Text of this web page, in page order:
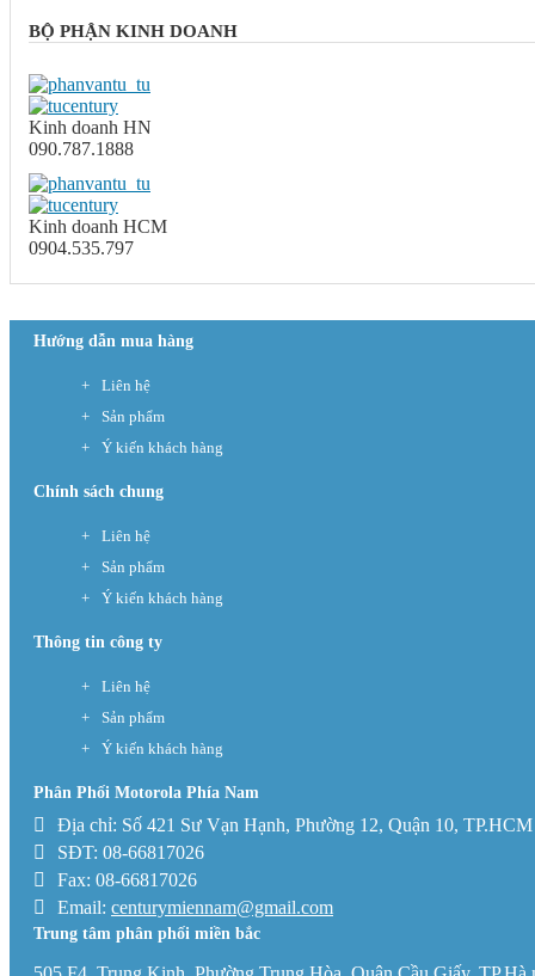
BỘ PHẬN KINH DOANH
Kinh doanh HN
090.787.1888
Kinh doanh HCM
0904.535.797
Hướng dẫn mua hàng
Liên hệ
Sản phẩm
Ý kiến khách hàng
Chính sách chung
Liên hệ
Sản phẩm
Ý kiến khách hàng
Thông tin công ty
Liên hệ
Sản phẩm
Ý kiến khách hàng
Phân Phối Motorola Phía Nam
Địa chỉ: Số 421 Sư Vạn Hạnh, Phường 12, Quận 10, TP.HCM
SĐT: 08-66817026
Fax: 08-66817026
Email: centurymiennam@gmail.com
Trung tâm phân phối miền bắc